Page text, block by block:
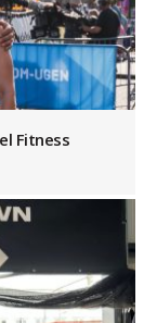
Fitness